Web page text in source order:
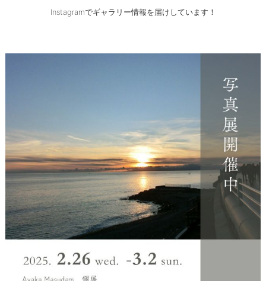
Instagramでギャラリー情報を届けしています！